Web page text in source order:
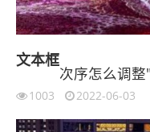
文本框
次序怎么调整
1003 2022-06-03